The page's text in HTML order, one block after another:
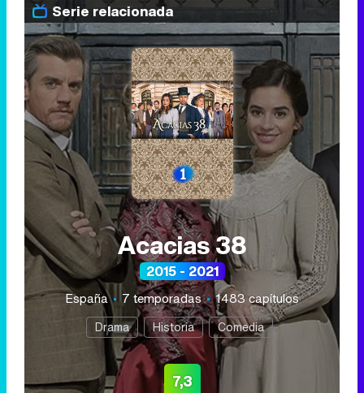
Serie relacionada
Acacias 38
2015 - 2021
España 7 temporadas 1483 capítulos
Drama Historia Comedia
7,3